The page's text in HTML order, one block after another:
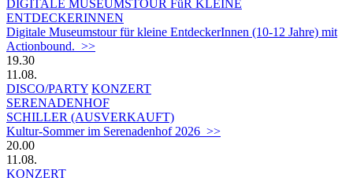
DIGITALE MUSEUMSTOUR FüR KLEINE
ENTDECKERINNEN
Digitale Museumstour für kleine EntdeckerInnen (10-12 Jahre) mit
Actionbound. >>
19.30
11.08.
DISCO/PARTY KONZERT
SERENADENHOF
SCHILLER (AUSVERKAUFT)
Kultur-Sommer im Serenadenhof 2026 >>
20.00
11.08.
KONZERT